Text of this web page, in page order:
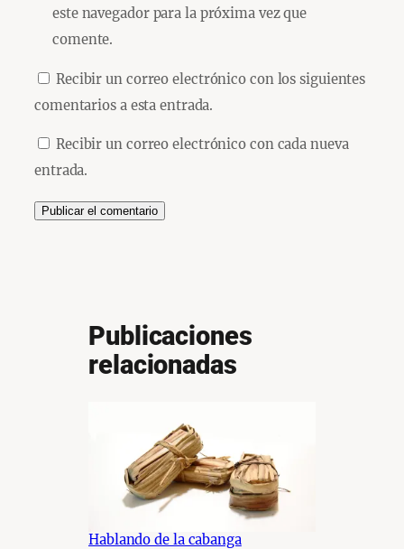
este navegador para la próxima vez que
comente.
Recibir un correo electrónico con los siguientes
comentarios a esta entrada.
Recibir un correo electrónico con cada nueva
entrada.
Publicaciones
relacionadas
Hablando de la cabanga